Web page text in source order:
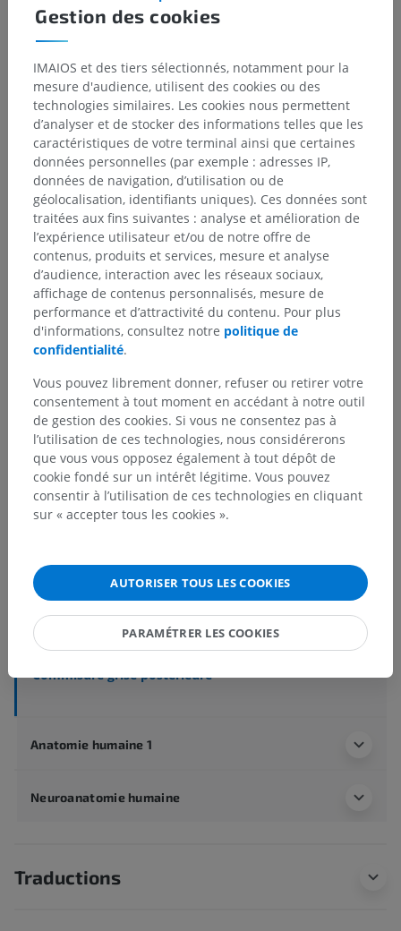
https://www.ncbi.nlm.nih.gov/books/NBK545206/
https://doi.org/10.1113/expphysiol.1982.sp002630
Galerie
Hiérarchie anatomique
Anatomie humaine 2
Corps humain> Systèmes intégrants>
Système nerveux> Système nerveux central
Aire spinale X
Commissure grise antérieure
Substance gélatineuse centrale
Commisure grise postérieure
Anatomie humaine 1
Neuroanatomie humaine
Traductions
Gestion des cookies
IMAIOS et des tiers sélectionnés, notamment pour la
mesure d'audience, utilisent des cookies ou des
technologies similaires. Les cookies nous permettent
d’analyser et de stocker des informations telles que les
caractéristiques de votre terminal ainsi que certaines
données personnelles (par exemple : adresses IP,
données de navigation, d’utilisation ou de
géolocalisation, identifiants uniques). Ces données sont
traitées aux fins suivantes : analyse et amélioration de
l’expérience utilisateur et/ou de notre offre de
contenus, produits et services, mesure et analyse
d’audience, interaction avec les réseaux sociaux,
affichage de contenus personnalisés, mesure de
performance et d’attractivité du contenu. Pour plus
d'informations, consultez notre politique de
confidentialité.
Vous pouvez librement donner, refuser ou retirer votre
consentement à tout moment en accédant à notre outil
de gestion des cookies. Si vous ne consentez pas à
l’utilisation de ces technologies, nous considérerons
que vous vous opposez également à tout dépôt de
cookie fondé sur un intérêt légitime. Vous pouvez
consentir à l’utilisation de ces technologies en cliquant
sur « accepter tous les cookies ».
AUTORISER TOUS LES COOKIES
PARAMÉTRER LES COOKIES